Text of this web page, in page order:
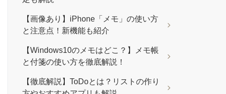
【画像あり】iPhone「メモ」の使い方
と注意点！新機能も紹介
【Windows10のメモはどこ？】メモ帳
と付箋の使い方を徹底解説！
【徹底解説】ToDoとは？リストの作り